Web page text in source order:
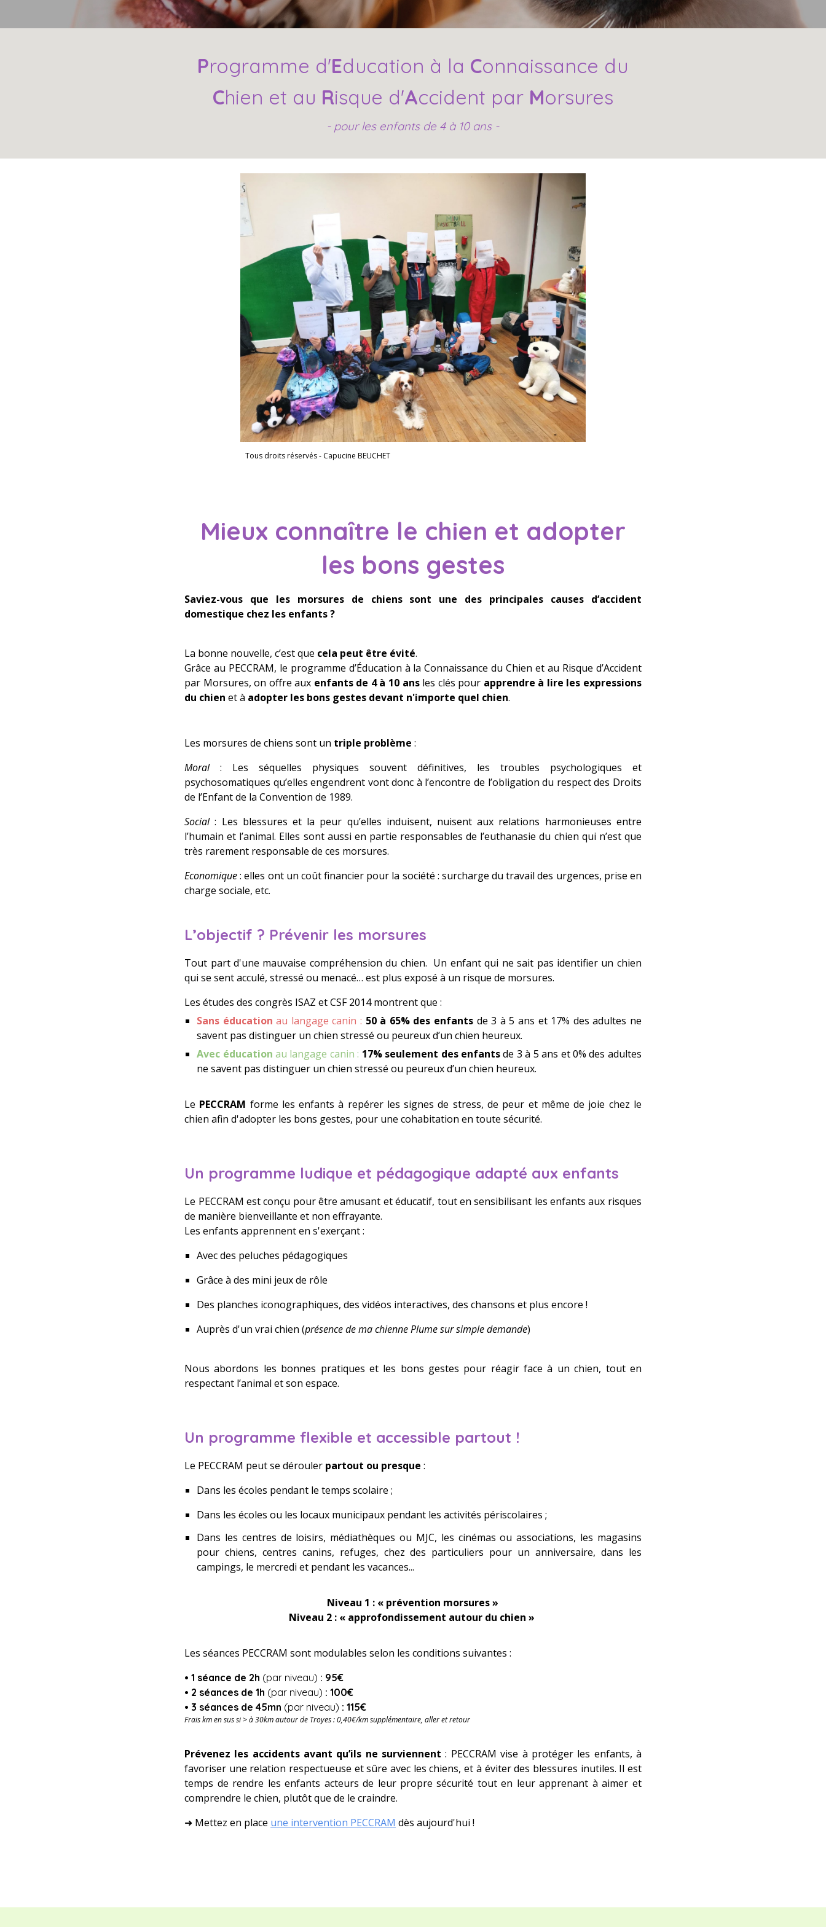
Programme d'Education à la Connaissance du
Chien et au Risque d'Accident par Morsures
- pour les enfants de 4 à 10 ans -
Tous droits réservés - Capucine BEUCHET
Mieux connaître le chien et adopter
les bons gestes
Saviez-vous que les morsures de chiens sont une des principales causes d’accident
domestique chez les enfants ?
La bonne nouvelle, c’est que cela peut être évité.
Grâce au PECCRAM, le programme d’Éducation à la Connaissance du Chien et au Risque d’Accident
par Morsures, on offre aux enfants de 4 à 10 ansles clés pour apprendre à lire les expressions
du chien et à adopter les bons gestes devant n'importe quel chien.
Les morsures de chienssont un triple problème :
Moral: Les séquelles physiques souvent définitives, les troubles psychologiques et
psychosomatiques qu’elles engendrent vont donc à l’encontre de l’obligation du respect des Droits
de l’Enfant de la Convention de 1989.
Social: Les blessures et la peur qu’elles induisent, nuisent aux relations harmonieuses entre
l’humain et l’animal. Elles sont aussi en partie responsables de l’euthanasie du chien qui n’est que
très rarement responsable de ces morsures.
Economique: elles ont un coût financier pour la société : surcharge du travail des urgences, prise en
charge sociale, etc.
L’objectif ? Prévenir les morsures
Tout part d'une mauvaise compréhension du chien. Un enfant qui ne sait pas identifier un chien
qui se sent acculé, stressé ou menacé… est plus exposé à un risque de morsures.
Les études des congrès ISAZ et CSF 2014 montrent que :
Sans éducation au langage canin : 50 à 65% des enfants de 3 à 5 ans et 17% des adultes ne
savent pas distinguer un chien stressé ou peureux d’un chien heureux.
Avec éducation au langage canin : 17% seulement des enfantsde 3 à 5 ans et 0% des adultes
ne savent pas distinguer un chien stressé ou peureux d’un chien heureux.
Le PECCRAM forme les enfants à repérer les signes de stress, de peur et même de joie chez le
chien afin d'adopter les bons gestes, pour une cohabitation en toute sécurité.
Un programme ludique et pédagogique adapté aux enfants
Le PECCRAM est conçu pour être amusant et éducatif, tout en sensibilisant les enfants aux risques
de manière bienveillante et non effrayante.
Les enfants apprennent en s'exerçant :
Avec des peluches pédagogiques
Grâce à des mini jeux de rôle
Des planches iconographiques, des vidéos interactives, des chansons et plus encore !
Auprès d'un vrai chien (présence de ma chienne Plume sur simple demande)
Nous abordons les bonnes pratiques et les bons gestes pour réagir face à un chien, tout en
respectant l’animal et son espace.
Un programme flexible et accessible partout !
Le PECCRAM peut se dérouler partout ou presque :
Dans les écoles pendant le temps scolaire ;
Dans les écoles ou les locaux municipaux pendant les activités périscolaires ;
Dans les centres de loisirs, médiathèques ou MJC, les cinémas ou associations, les magasins
pour chiens, centres canins, refuges, chez des particuliers pour un anniversaire, dans les
campings, le mercredi et pendant les vacances...
Niveau 1 : « prévention morsures »
Niveau 2 : « approfondissement autour du chien »
Les séances PECCRAM sont modulables selon les conditions suivantes :
• 1 séance de 2h (par niveau) : 95€
• 2 séances de1h (par niveau) :100€
• 3 séances de45mn (par niveau) :115€
Frais km en sus si > à 30km autour de Troyes : 0,40€/km supplémentaire, aller et retour
Prévenez les accidents avant qu’ils ne surviennent : PECCRAM vise à protéger les enfants, à
favoriser une relation respectueuse et sûre avec les chiens, et à éviter des blessures inutiles. Il est
temps de rendre les enfants acteurs de leur propre sécurité tout en leur apprenant à aimer et
comprendre le chien, plutôt que de le craindre.
➜ Mettez en place une intervention PECCRAM dès aujourd'hui !